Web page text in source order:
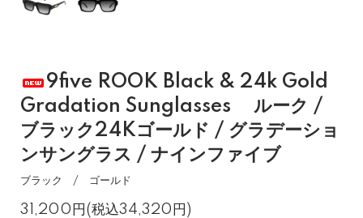
9five ROOK Black & 24k Gold
Gradation Sunglasses ルーク /
ブラック24Kゴールド / グラデーショ
ンサングラス / ナインファイブ
ブラック / ゴールド
31,200円(税込34,320円)